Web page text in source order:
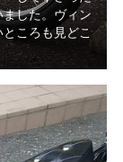
した。ヴィン
ころも見どこ